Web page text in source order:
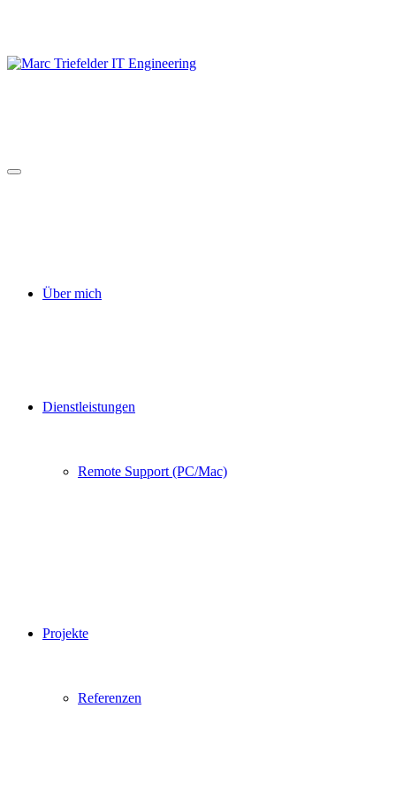
Über mich
Dienstleistungen
Remote Support (PC/Mac)
Projekte
Referenzen